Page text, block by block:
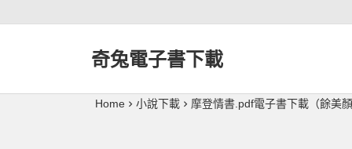
奇兔電子書下載
Home 小說下載 摩登情書.pdf電子書下載（餘美